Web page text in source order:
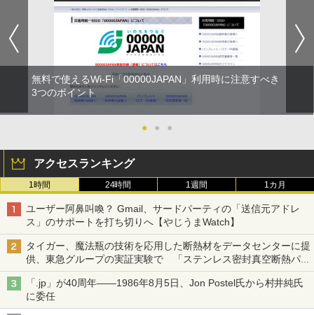
無料で使えるWi-Fi「00000JAPAN」利用時に注意すべき
3つのポイント
● ● ●
アクセスランキング
1時間 24時間 1週間 1カ月
ユーザー阿鼻叫喚？ Gmail、サードパーティの「送信元アドレ
ス」のサポートを打ち切りへ【やじうまWatch】
タイガー、魔法瓶の技術を応用した断熱材をデータセンターに提
供、東急グループの実証実験で 「ステンレス密封真空断熱パネ
ル TIVIP」
「.jp」が40周年――1986年8月5日、Jon Postel氏から村井純氏
に委任